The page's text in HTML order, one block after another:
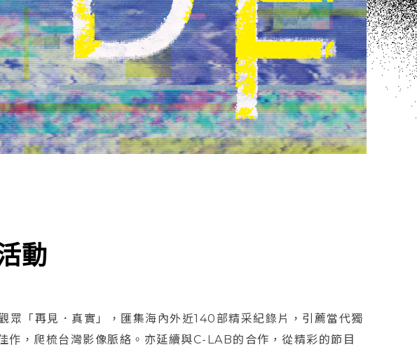
動
眾「再見．真實」，匯集海內外近140部精采紀錄片，引薦當代獨
作，爬梳台灣影像脈絡。亦延續與C-LAB的合作，從精彩的節目